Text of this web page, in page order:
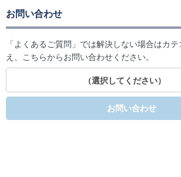
お問い合わせ
「よくあるご質問」では解決しない場合はカ
え、こちらからお問い合わせください。
（選択してください）
お問い合わせ